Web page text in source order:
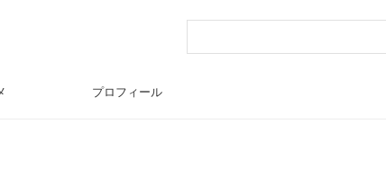
プロフィール